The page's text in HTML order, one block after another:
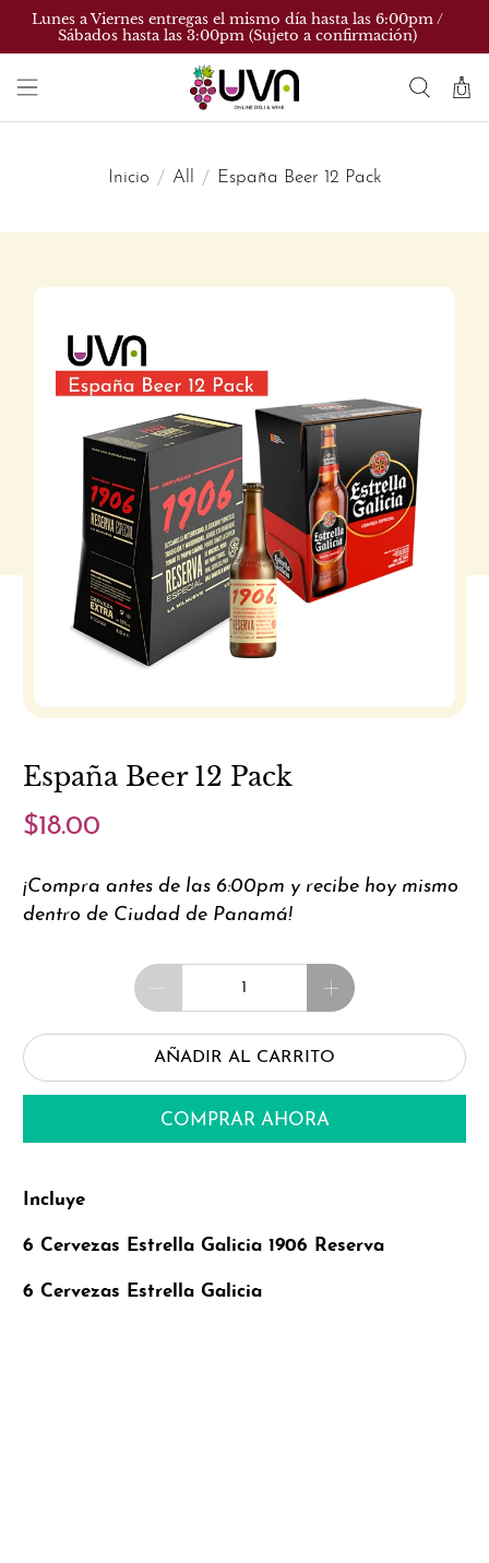
Lunes a Viernes entregas el mismo día hasta las 6:00pm /
Sábados hasta las 3:00pm (Sujeto a confirmación)
Inicio All España Beer 12 Pack
España Beer 12 Pack
$18.00
¡Compra antes de las 6:00pm y recibe hoy mismo
dentro de Ciudad de Panamá!
Cantidad
AÑADIR AL CARRITO
COMPRAR AHORA
Incluye
6 Cervezas Estrella Galicia 1906 Reserva
6 Cervezas Estrella Galicia